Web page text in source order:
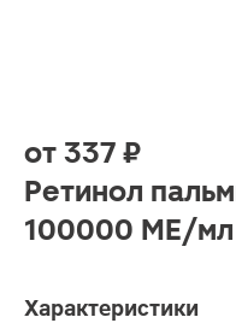
от 337 ₽
Ретинол
100000 МЕ/
Характеристики